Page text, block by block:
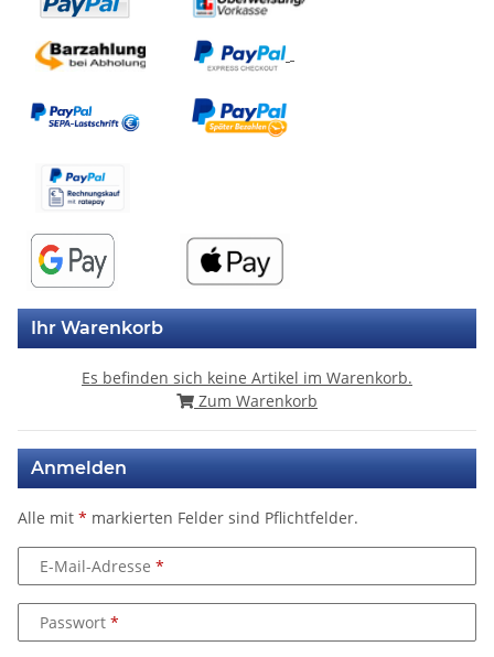
Ihr Warenkorb
Es befinden sich keine Artikel im Warenkorb.
Zum Warenkorb
Anmelden
Alle mit * markierten Felder sind Pflichtfelder.
E-Mail-Adresse
Passwort